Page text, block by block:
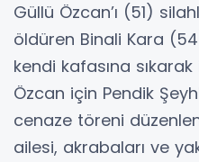
Güllü Özcan’ı (51)
öldüren Binali Kara
kendi kafasına
Özcan için Pendik
cenaze töreni
ailesi, akrabaları ve